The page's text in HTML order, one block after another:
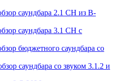
саундбара 2.1 CH из B-
саундбара 3.1 CH с
бюджетного саундбара со
саундбара со звуком 3.1.2 и